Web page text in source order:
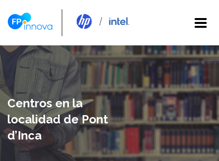
Centros en la
localidad de Pont
d’Inca